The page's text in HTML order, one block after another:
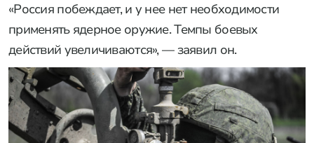
«Россия побеждает, и у нее нет необходимости
применять ядерное оружие. Темпы боевых
действий увеличиваются», — заявил он.